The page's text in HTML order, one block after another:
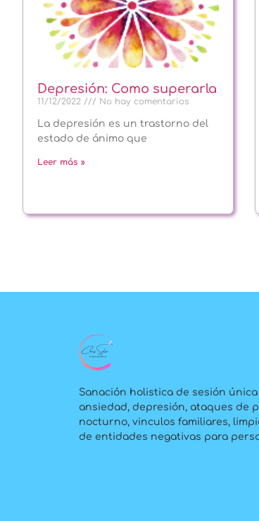
Depresión: Como superarla
11/12/2022 No hay comentarios
La depresión es un trastorno del
estado de ánimo que
Leer más »
Sanación holistica de sesión
ansiedad, depresión, ataques de
nocturno, vinculos familiares,
de entidades negativas para